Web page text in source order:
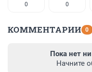
0 0
КОММЕНТАРИИ 0
Пока нет
Начните